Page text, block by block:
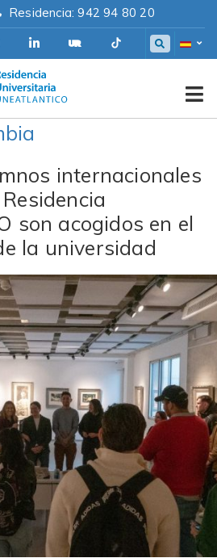
Residencia: 942 94 80 20
internacionales
son acogidos en el
la universidad